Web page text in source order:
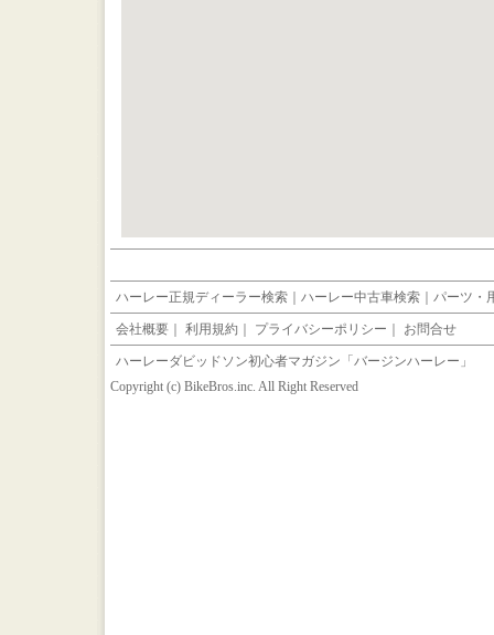
ハーレー正規ディーラー検索 ハーレー中古車検索 パーツ・
会社概要 利用規約 プライバシーポリシー お問合せ
ハーレーダビッドソン初心者マガジン「バージンハーレー」
Copyright (c) BikeBros.inc. All Right Reserved